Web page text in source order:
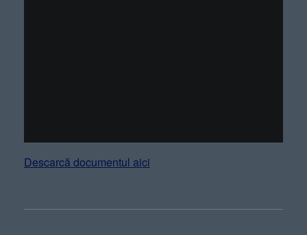
Descarcă documentul aici